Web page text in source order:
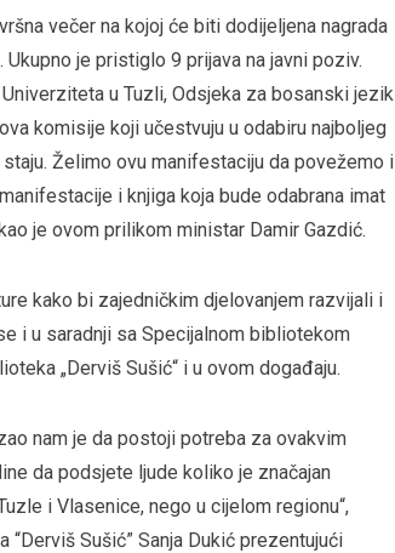
večer na kojoj će biti dodijeljena nagrada
je pristiglo 9 prijava na javni poziv.
u Tuzli, Odsjeka za bosanski jezik
komisije koji učestvuju u odabiru najboljeg
Želimo ovu manifestaciju da povežemo i
i knjiga koja bude odabrana imat
je ovom prilikom ministar Damir Gazdić.
kako bi zajedničkim djelovanjem razvijali i
i u saradnji sa Specijalnom bibliotekom
„Derviš Sušić“ i u ovom događaju.
nam je da postoji potreba za ovakvim
da podsjete ljude koliko je značajan
i Vlasenice, nego u cijelom regionu“,
Sušić” Sanja Dukić prezentujući